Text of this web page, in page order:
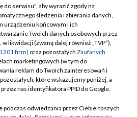
TVP
Regulamin TVP
prywatności
Moje zgody
Pomoc
do serwisu", aby wyrazić zgody na
śledzenia i zbierania danych,
urządzeniu końcowym i ich
Twoich danych osobowych przez
w likwidacji (zwaną dalej również „TVP”),
firm) oraz pozostałych Zaufanych
marketingowych (w tym do
reklam do Twoich zainteresowań i
które wskazujemy poniżej, a
nas identyfikatora PPID do Google.
podczas odwiedzania przez Ciebie naszych